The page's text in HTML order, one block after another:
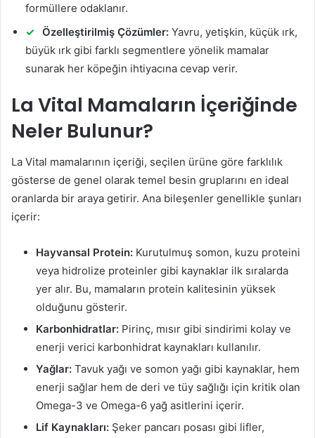
formüllere odaklanır.
Özelleştirilmiş Çözümler: Yavru, yetişkin, küçük ırk,
büyük ırk gibi farklı segmentlere yönelik mamalar
sunarak her köpeğin ihtiyacına cevap verir.
La Vital Mamaların İçeriğinde
Neler Bulunur?
La Vital mamalarının içeriği, seçilen ürüne göre farklılık
gösterse de genel olarak temel besin gruplarını en ideal
oranlarda bir araya getirir. Ana bileşenler genellikle şunları
içerir:
Hayvansal Protein: Kurutulmuş somon, kuzu proteini
veya hidrolize proteinler gibi kaynaklar ilk sıralarda
yer alır. Bu, mamaların protein kalitesinin yüksek
olduğunu gösterir.
Karbonhidratlar: Pirinç, mısır gibi sindirimi kolay ve
enerji verici karbonhidrat kaynakları kullanılır.
Yağlar: Tavuk yağı ve somon yağı gibi kaynaklar, hem
enerji sağlar hem de deri ve tüy sağlığı için kritik olan
Omega-3 ve Omega-6 yağ asitlerini içerir.
Lif Kaynakları: Şeker pancarı posası gibi lifler,